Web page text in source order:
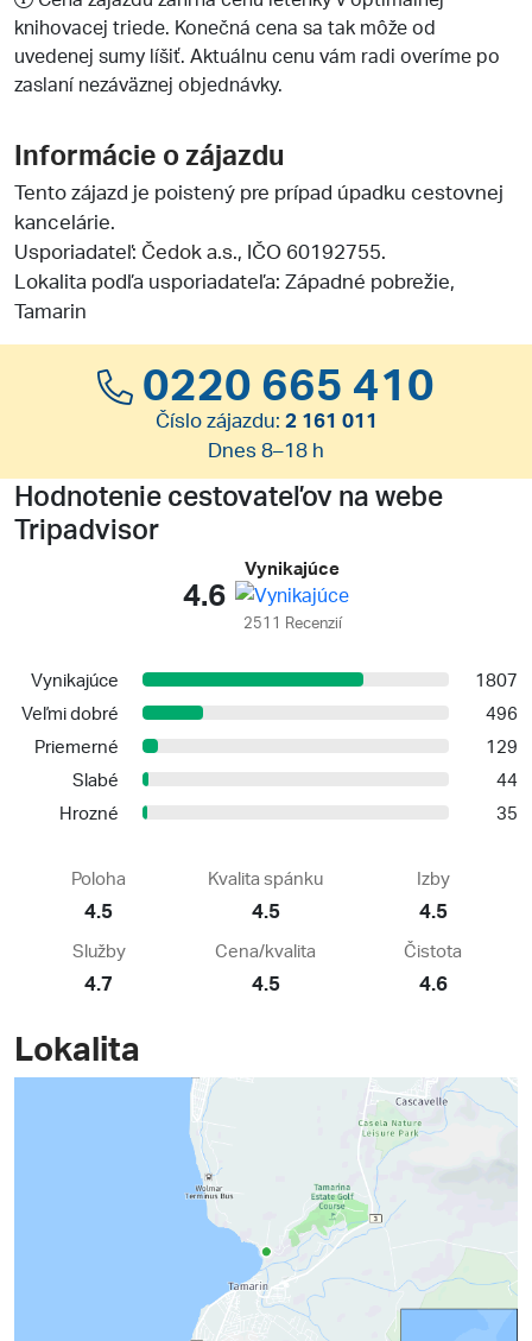
knihovacej triede. Konečná cena sa tak môže od
uvedenej sumy líšiť. Aktuálnu cenu vám radi overíme po
zaslaní nezáväznej objednávky.
Informácie o zájazdu
Tento zájazd je poistený pre prípad úpadku cestovnej
kancelárie.
Usporiadateľ: Čedok a.s., IČO 60192755.
Lokalita podľa usporiadateľa: Západné pobrežie,
Tamarin
0220 665 410
Číslo zájazdu: 2 161 011
Dnes 8–18 h
Hodnotenie cestovateľov na webe
Tripadvisor
4.6
Vynikajúce
2511 Recenzií
Vynikajúce
1807
Veľmi dobré
496
Priemerné
129
Slabé
44
Hrozné
35
Poloha
4.5
Kvalita spánku
4.5
Izby
4.5
Služby
4.7
Cena/kvalita
4.5
Čistota
4.6
Lokalita